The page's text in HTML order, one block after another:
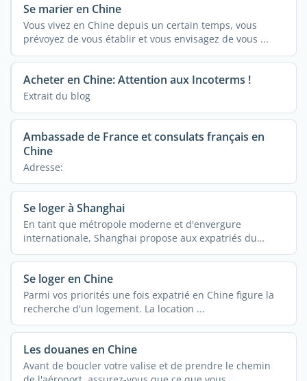
Se marier en Chine
Vous vivez en Chine depuis un certain temps, vous
prévoyez de vous établir et vous envisagez de vous ...
Acheter en Chine: Attention aux Incoterms !
Extrait du blog
Ambassade de France et consulats français en
Chine
Adresse:
Se loger à Shanghai
En tant que métropole moderne et d'envergure
internationale, Shanghai propose aux expatriés du
monde ...
Se loger en Chine
Parmi vos priorités une fois expatrié en Chine figure la
recherche d'un logement. La location ...
Les douanes en Chine
Avant de boucler votre valise et de prendre le chemin